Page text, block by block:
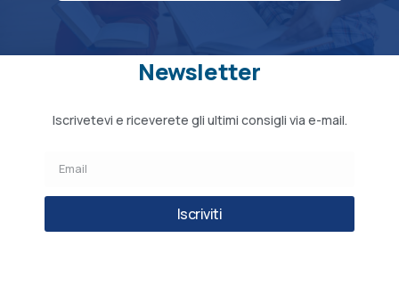
Newsletter
Iscrivetevi e riceverete gli ultimi consigli via e-mail.
Iscriviti